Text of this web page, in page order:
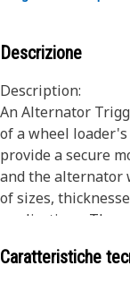
Descrizione
Description:
An Alternator
of a wheel
provide a secure
and the alternator
of sizes,
applications.
Caratteristiche